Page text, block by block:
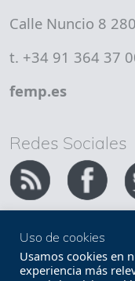
Calle Nuncio 8
t. +34 91 364 37
femp.es
Redes Sociales
Uso de cookies
Usamos cookies en
experiencia más